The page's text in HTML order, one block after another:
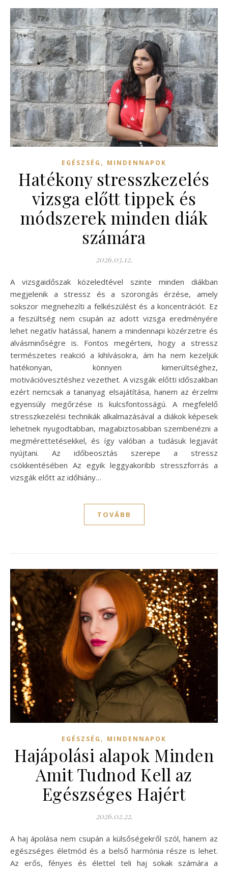
EGÉSZSÉG , MINDENNAPOK
Hatékony stresszkezelés
vizsga előtt tippek és
módszerek minden diák
számára
2026.03.12.
A vizsgaidőszak közeledtével szinte minden diákban
megjelenik a stressz és a szorongás érzése, amely
sokszor megnehezíti a felkészülést és a koncentrációt. Ez
a feszültség nem csupán az adott vizsga eredményére
lehet negatív hatással, hanem a mindennapi közérzetre és
alvásminőségre is. Fontos megérteni, hogy a stressz
természetes reakció a kihívásokra, ám ha nem kezeljük
hatékonyan, könnyen kimerültséghez,
motivációvesztéshez vezethet. A vizsgák előtti időszakban
ezért nemcsak a tananyag elsajátítása, hanem az érzelmi
egyensúly megőrzése is kulcsfontosságú. A megfelelő
stresszkezelési technikák alkalmazásával a diákok képesek
lehetnek nyugodtabban, magabiztosabban szembenézni a
megmérettetésekkel, és így valóban a tudásuk legjavát
nyújtani. Az időbeosztás szerepe a stressz
csökkentésében Az egyik leggyakoribb stresszforrás a
vizsgák előtt az időhiány…
TOVÁBB
EGÉSZSÉG , MINDENNAPOK
Hajápolási alapok Minden
Amit Tudnod Kell az
Egészséges Hajért
2026.02.22.
A haj ápolása nem csupán a külsőségekről szól, hanem az
egészséges életmód és a belső harmónia része is lehet.
Az erős, fényes és élettel teli haj sokak számára a